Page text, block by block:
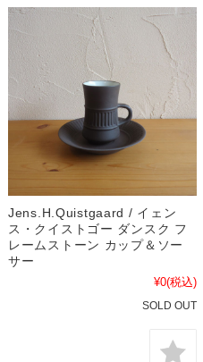
Jens.H.Quistgaard / イェン
ス・クイストゴー ダンスク フ
レームストーン カップ＆ソー
サー
¥0(税込)
SOLD OUT